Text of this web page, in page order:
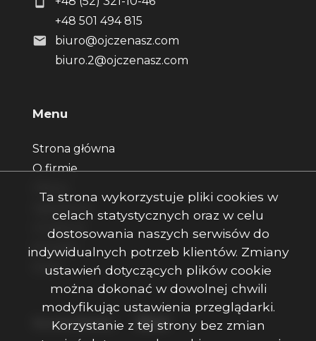
+48 501 494 815
biuro@ojczenasz.com
biuro.2@ojczenasz.com
Menu
Strona główna
O firmie
Zgłoszenia
Ulubione
Kontakt
Rodo
Social Media Facebook
Facebook
Facebook
Ta strona wykorzystuje pliki cookies w
celach statystycznych oraz w celu
dostosowania naszych serwisów do
indywidualnych potrzeb klientów. Zmiany
ustawień dotyczących plików cookie
można dokonać w dowolnej chwili
modyfikując ustawienia przeglądarki.
Korzystanie z tej strony bez zmian